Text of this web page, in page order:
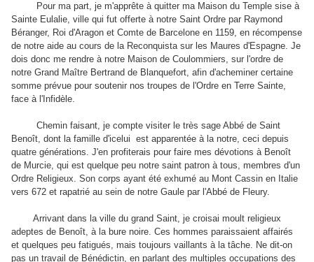
Pour ma part, je m'apprête à quitter ma Maison du Temple sise à
Sainte Eulalie, ville qui fut offerte à notre Saint Ordre par Raymond
Béranger, Roi d'Aragon et Comte de Barcelone en 1159, en récompense
de notre aide au cours de la Reconquista sur les Maures d'Espagne. Je
dois donc me rendre à notre Maison de Coulommiers, sur l'ordre de
notre Grand Maître Bertrand de Blanquefort, afin d'acheminer certaine
somme prévue pour soutenir nos troupes de l'Ordre en Terre Sainte,
face à l'Infidèle.
Chemin faisant, je compte visiter le très sage Abbé de Saint
Benoît, dont la famille d'icelui est apparentée à la notre, ceci depuis
quatre générations. J'en profiterais pour faire mes dévotions à Benoît
de Murcie, qui est quelque peu notre saint patron à tous, membres d'un
Ordre Religieux. Son corps ayant été exhumé au Mont Cassin en Italie
vers 672 et rapatrié au sein de notre Gaule par l'Abbé de Fleury.
Arrivant dans la ville du grand Saint, je croisai moult religieux
adeptes de Benoît, à la bure noire. Ces hommes paraissaient affairés
et quelques peu fatigués, mais toujours vaillants à la tâche. Ne dit-on
pas un travail de Bénédictin, en parlant des multiples occupations des